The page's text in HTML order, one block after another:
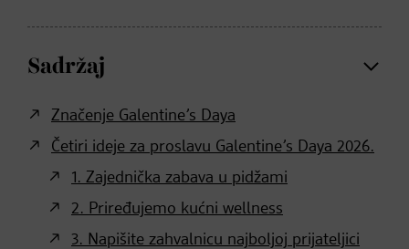
Sadržaj
Značenje Galentine’s Daya
Četiri ideje za proslavu Galentine’s Daya 2026.
1. Zajednička zabava u pidžami
2. Priređujemo kućni wellness
3. Napišite zahvalnicu najboljoj prijateljici